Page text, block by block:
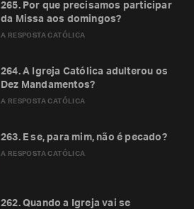
A RESPOSTA CATÓLICA
265. Por que precisamos participar
da Missa aos domingos?
A RESPOSTA CATÓLICA
264. A Igreja Católica adulterou os
Dez Mandamentos?
A RESPOSTA CATÓLICA
263. E se, para mim, não é pecado?
262. Quando a Igreja vai se